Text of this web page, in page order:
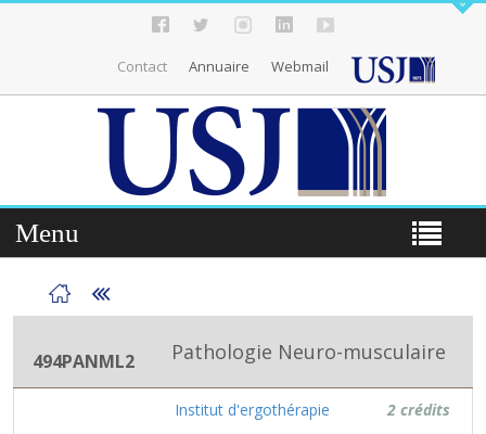
Contact Annuaire Webmail
Menu
494PANML2 Pathologie Neuro-musculaire
Institut d'ergothérapie 2 crédits